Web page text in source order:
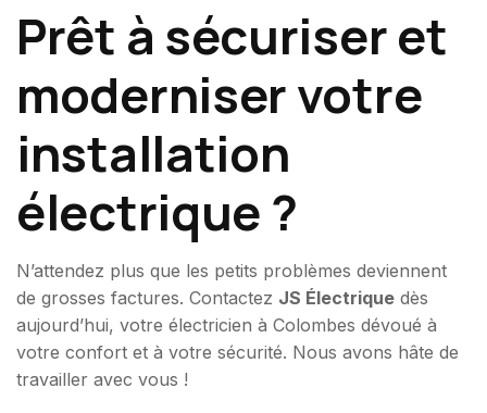
Prêt à sécuriser et
moderniser votre
installation
électrique ?
N’attendez plus que les petits problèmes deviennent
de grosses factures. Contactez JS Électrique dès
aujourd’hui, votre électricien à Colombes dévoué à
votre confort et à votre sécurité. Nous avons hâte de
travailler avec vous !